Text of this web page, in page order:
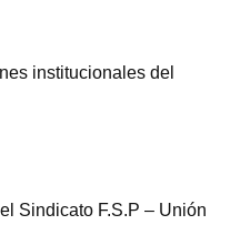
institucionales del
Sindicato F.S.P – Unión